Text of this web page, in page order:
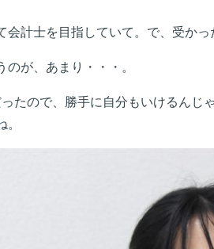
計士を目指していて。で、受かっ
のが、あまり・・・。
たので、勝手に自分もいけるん